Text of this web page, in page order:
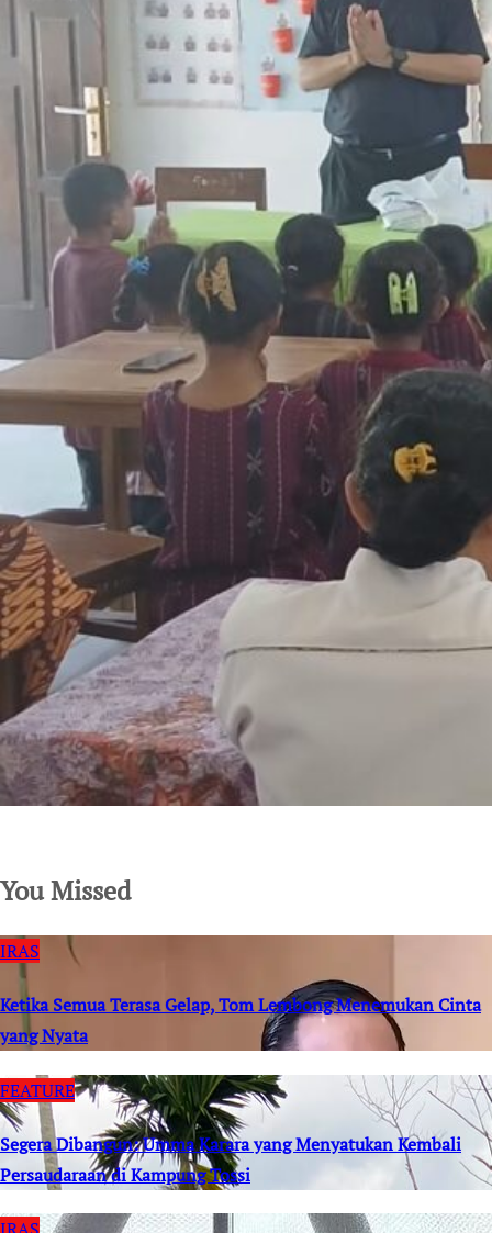
You Missed
IRAS
Ketika Semua Terasa Gelap, Tom Lembong Menemukan Cinta
yang Nyata
FEATURE
Segera Dibangun: Umma Karara yang Menyatukan Kembali
Persaudaraan di Kampung Tossi